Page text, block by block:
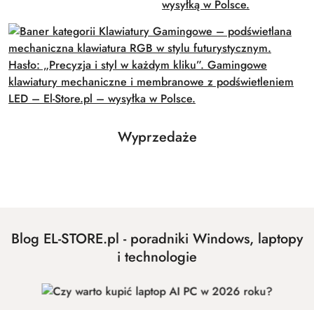
Pomiń karuzelę produktów
Produkty
Wyprzedaże
Blog EL-STORE.pl - poradniki Windows, laptopy
i technologie